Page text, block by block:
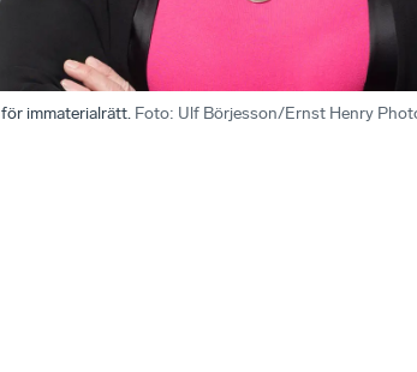
immaterialrätt. Foto: Ulf Börjesson/Ernst Henry